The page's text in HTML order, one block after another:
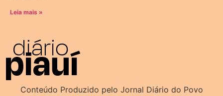
Leia mais »
Conteúdo Produzido pelo Jornal Diário do Povo